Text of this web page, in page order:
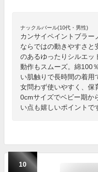
ナックルバール(10代・男性)
カンサイペイントブラー
ならではの動きやすさと
のあるゆったりシルエッ
動作もスムーズ。綿100
い肌触りで長時間の着用
女問わず使いやすく、保
0cmサイズでベビー期か
い点も嬉しいポイントで
10